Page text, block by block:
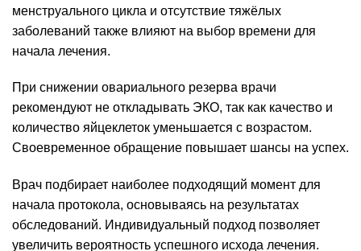
менструального цикла и отсутствие тяжёлых
заболеваний также влияют на выбор времени для
начала лечения.
При снижении овариального резерва врачи
рекомендуют не откладывать ЭКО, так как качество и
количество яйцеклеток уменьшается с возрастом.
Своевременное обращение повышает шансы на успех.
Врач подбирает наиболее подходящий момент для
начала протокола, основываясь на результатах
обследований. Индивидуальный подход позволяет
увеличить вероятность успешного исхода лечения.